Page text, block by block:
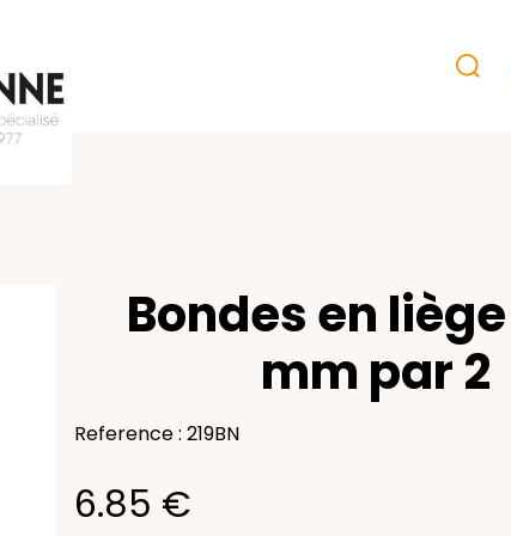
Bondes en
mm par 2
Reference : 219BN
6.85 €